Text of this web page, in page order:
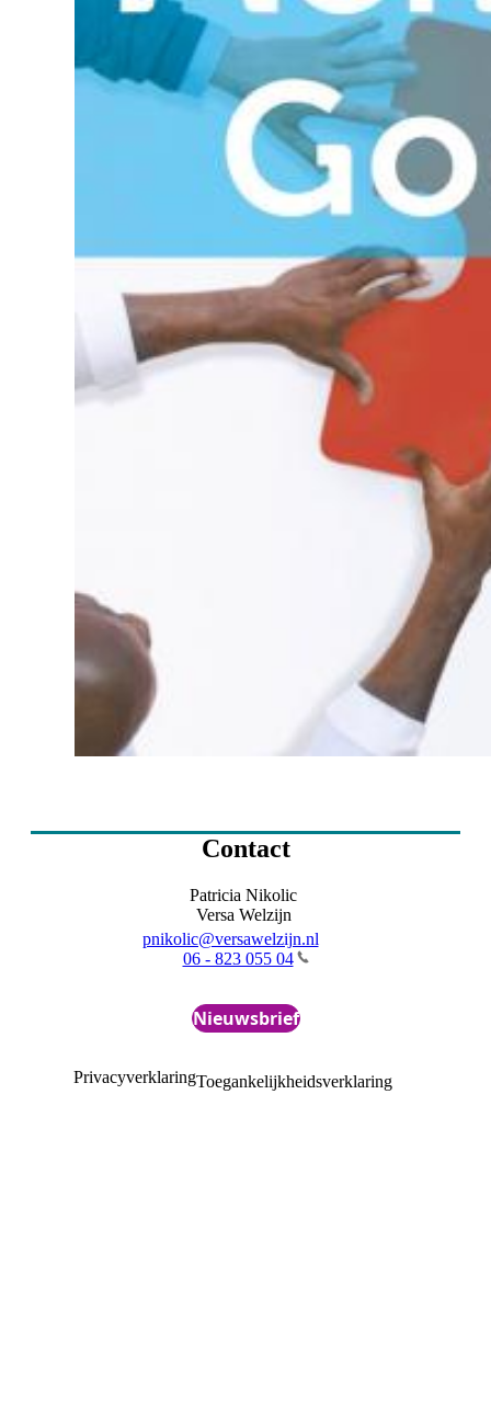
Contact
Patricia Nikolic
Versa Welzijn
pnikolic@versawelzijn.nl
06 - 823 055 04
Nieuwsbrief
PrivacyverklaringToegankelijkheidsverklaring